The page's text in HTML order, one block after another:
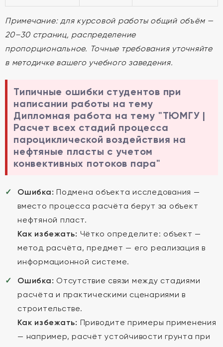
Примечание: для курсовой работы общий объём —
20–30 страниц, распределение
пропорциональное. Точные требования уточняйте
в методичке вашего учебного заведения.
Типичные ошибки студентов при
написании работы на тему
Дипломная работа на тему "ТЮМГУ |
Расчет всех стадий процесса
пароциклической воздействия на
нефтяные пласты с учетом
конвективных потоков пара"
Ошибка: Подмена объекта исследования —
вместо процесса расчёта берут за объект
нефтяной пласт.
Как избежать: Чётко определите: объект —
метод расчёта, предмет — его реализация в
информационной системе.
Ошибка: Отсутствие связи между стадиями
расчёта и практическими сценариями в
строительстве.
Как избежать: Приводите примеры применения
— например, расчёт устойчивости грунта при